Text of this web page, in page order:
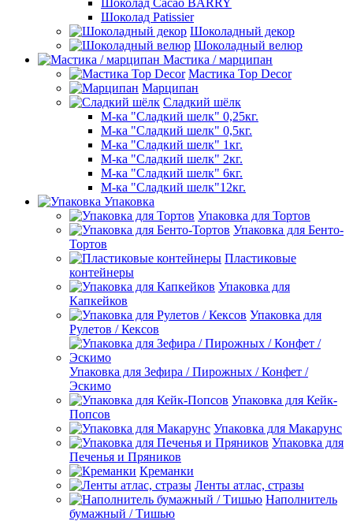
Шоколад Cacao BARRY
Шоколад Patissier
Шоколадный декор
Шоколадный велюр
Мастика / марципан
Мастика Top Decor
Марципан
Сладкий шёлк
М-ка "Сладкий шелк" 0,25кг.
М-ка "Сладкий шелк" 0,5кг.
М-ка "Сладкий шелк" 1кг.
М-ка "Сладкий шелк" 2кг.
М-ка "Сладкий шелк" 6кг.
М-ка "Сладкий шелк"12кг.
Упаковка
Упаковка для Тортов
Упаковка для Бенто-
Тортов
Пластиковые
контейнеры
Упаковка для
Капкейков
Упаковка для
Рулетов / Кексов
Упаковка для Зефира / Пирожных / Конфет /
Эскимо
Упаковка для Кейк-
Попсов
Упаковка для Макарунс
Упаковка для
Печенья и Пряников
Креманки
Ленты атлас, стразы
Наполнитель
бумажный / Тишью